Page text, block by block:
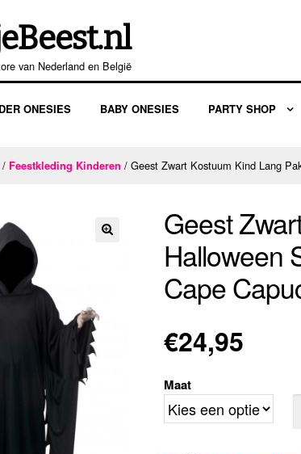
van Nederland en België
ONESIES BABY ONESIES PARTY SHOP
/ Feestkleding Kinderen / Geest Zwart Kostuum Kind Lang
Geest
Halloween
Cape
€24,95
Maat